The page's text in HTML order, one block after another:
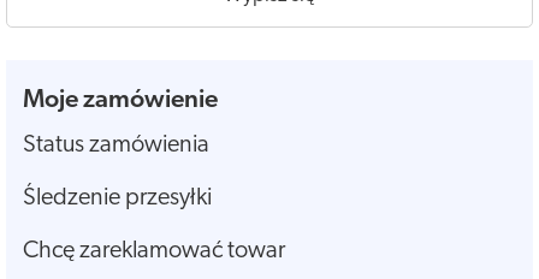
Moje zamówienie
Status zamówienia
Śledzenie przesyłki
Chcę zareklamować towar